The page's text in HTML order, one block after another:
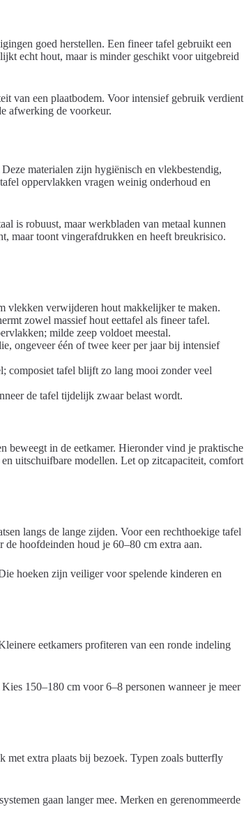
goed herstellen. Een fineer tafel gebruikt een
echt hout, maar is minder geschikt voor uitgebreid
van een plaatbodem. Voor intensief gebruik verdient
afwerking de voorkeur.
materialen zijn hygiënisch en vlekbestendig,
oppervlakken vragen weinig onderhoud en
is robuust, maar werkbladen van metaal kunnen
maar toont vingerafdrukken en heeft breukrisico.
vlekken verwijderen hout makkelijker te maken.
zowel massief hout eettafel als fineer tafel.
milde zeep voldoet meestal.
ongeveer één of twee keer per jaar bij intensief
composiet tafel blijft zo lang mooi zonder veel
de tafel tijdelijk zwaar belast wordt.
beweegt in de eetkamer. Hieronder vind je praktische
uitschuifbare modellen. Let op zitcapaciteit, comfort
langs de lange zijden. Voor een rechthoekige tafel
de hoofdeinden houd je 60–80 cm extra aan.
hoeken zijn veiliger voor spelende kinderen en
eetkamers profiteren van een ronde indeling
150–180 cm voor 6–8 personen wanneer je meer
extra plaats bij bezoek. Typen zoals butterfly
gaan langer mee. Merken en gerenommeerde